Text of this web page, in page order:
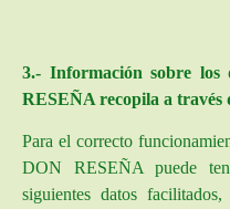
3.- Información sobre los
RESEÑA recopila a través
Para el correcto
DON RESEÑA puede
siguientes datos